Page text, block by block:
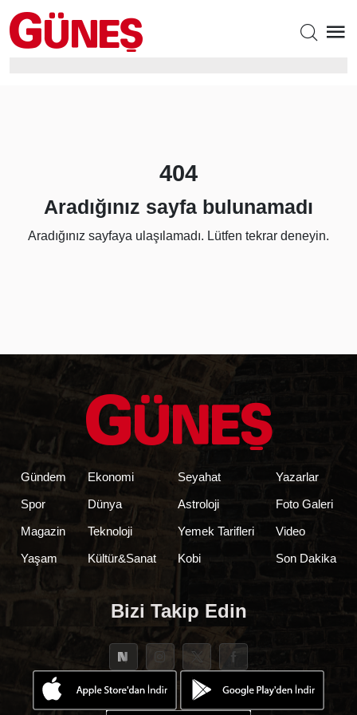
404
Aradığınız sayfa bulunamadı
Aradığınız sayfaya ulaşılamadı. Lütfen tekrar deneyin.
Gündem
Spor
Magazin
Yaşam
Ekonomi
Dünya
Teknoloji
Kültür&Sanat
Seyahat
Astroloji
Yemek Tarifleri
Kobi
Yazarlar
Foto Galeri
Video
Son Dakika
Bizi Takip Edin